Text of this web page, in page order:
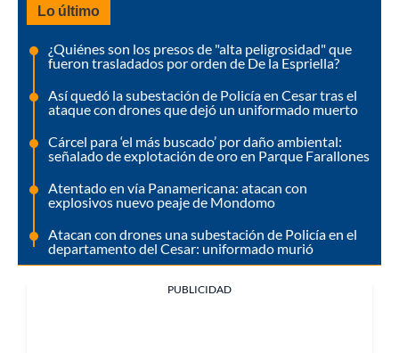
Lo último
¿Quiénes son los presos de "alta peligrosidad" que
fueron trasladados por orden de De la Espriella?
Así quedó la subestación de Policía en Cesar tras el
ataque con drones que dejó un uniformado muerto
Cárcel para ‘el más buscado’ por daño ambiental:
señalado de explotación de oro en Parque Farallones
Atentado en vía Panamericana: atacan con
explosivos nuevo peaje de Mondomo
Atacan con drones una subestación de Policía en el
departamento del Cesar: uniformado murió
PUBLICIDAD